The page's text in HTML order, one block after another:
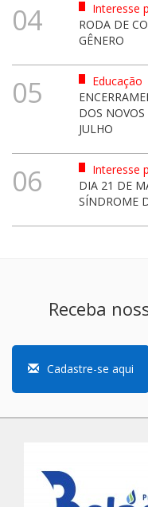
04
Interesse
RODA DE
GÊNERO
05
Educação
DOS
JULHO
06
Interesse
DIA 21 DE
SÍNDROME
Receba
Cadastre-se aqui